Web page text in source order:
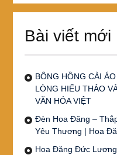
Bài viết mới
BÔNG HỒNG CÀI
LÒNG HIẾU THẢO
VĂN HÓA VIỆT
Đèn Hoa Đăng –
Yêu Thương | Hoa
Hoa Đăng Đức